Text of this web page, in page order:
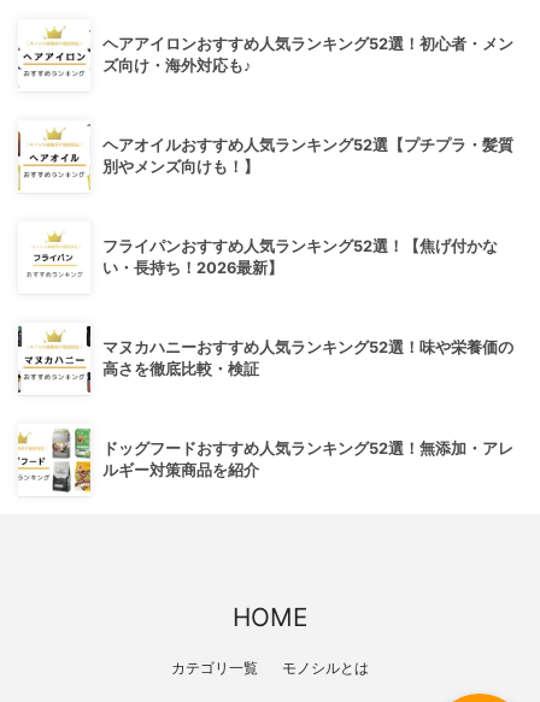
ヘアアイロンおすすめ人気ランキング52選！初心者・メン
ズ向け・海外対応も♪
ヘアオイルおすすめ人気ランキング52選【プチプラ・髪質
別やメンズ向けも！】
フライパンおすすめ人気ランキング52選！【焦げ付かな
い・長持ち！2026最新】
マヌカハニーおすすめ人気ランキング52選！味や栄養価の
高さを徹底比較・検証
ドッグフードおすすめ人気ランキング52選！無添加・アレ
ルギー対策商品を紹介
HOME
カテゴリ一覧 モノシルとは